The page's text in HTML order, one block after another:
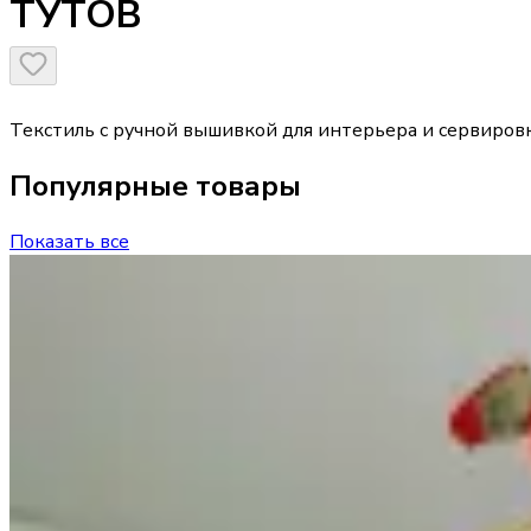
ТУТОВ
Текстиль с ручной вышивкой для интерьера и
Популярные товары
Показать все